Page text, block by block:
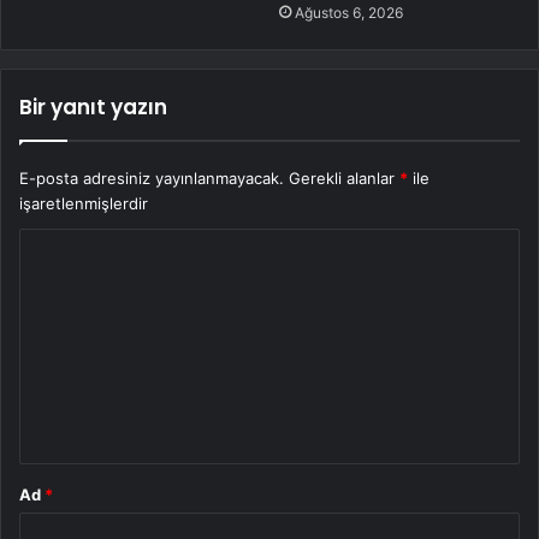
Ağustos 6, 2026
Bir yanıt yazın
E-posta adresiniz yayınlanmayacak. Gerekli alanlar * ile
işaretlenmişlerdir
Ad *